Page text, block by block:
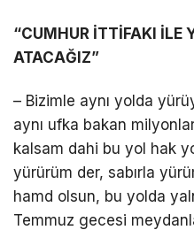
“CUMHUR İTTİFAKI İLE
ATACAĞIZ”
– Bizimle aynı yolda
aynı ufka bakan
kalsam dahi bu yol hak
yürürüm der, sabırla
hamd olsun, bu yolda
Temmuz gecesi